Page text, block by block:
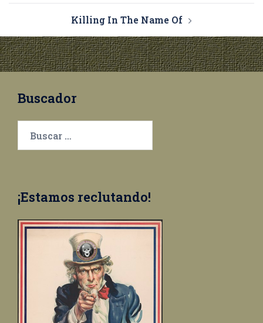
entradas
Killing In The Name Of
Buscador
¡Estamos reclutando!